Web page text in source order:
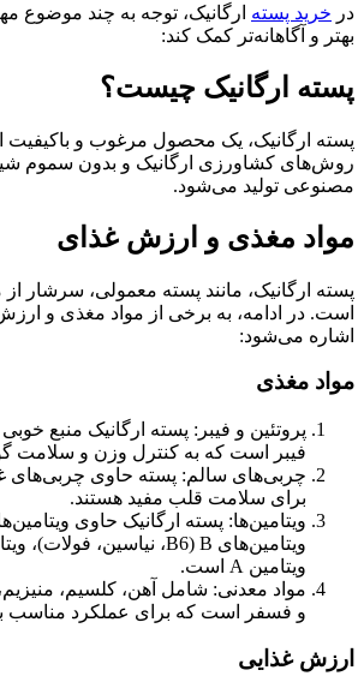
در خرید پسته ارگانیک، توجه به چند موضوع
بهتر و آگاهانه‌تر کمک کند:
پسته ارگانیک چیست؟
پسته ارگانیک، یک محصول مرغوب و باکیفیت
روش‌های کشاورزی ارگانیک و بدون سموم
مصنوعی تولید می‌شود.
مواد مغذی و ارزش غذای
پسته ارگانیک، مانند پسته معمولی، سرشار
است. در ادامه، به برخی از مواد مغذی و
اشاره می‌شود:
مواد مغذی
پروتئین و فیبر: پسته ارگانیک منبع
فیبر است که به کنترل وزن و سلامت
چربی‌های سالم: پسته حاوی چربی‌های
برای سلامت قلب مفید هستند.
ویتامین‌ها: پسته ارگانیک حاوی
ویتامین A است.
مواد معدنی: شامل آهن، کلسیم،
و فسفر است که برای عملکرد مناسب
ارزش غذایی